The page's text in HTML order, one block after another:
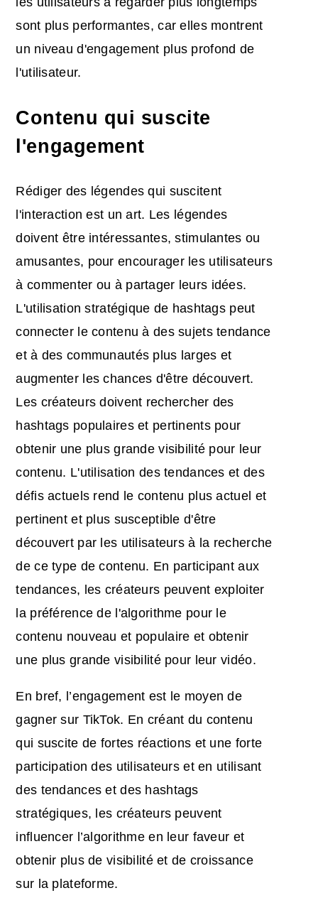
sont plus performantes, car elles montrent
un niveau d'engagement plus profond de
l'utilisateur.
Contenu qui suscite
l'engagement
Rédiger des légendes qui suscitent
l'interaction est un art. Les légendes
doivent être intéressantes, stimulantes ou
amusantes, pour encourager les utilisateurs
à commenter ou à partager leurs idées.
L'utilisation stratégique de hashtags peut
connecter le contenu à des sujets tendance
et à des communautés plus larges et
augmenter les chances d'être découvert.
Les créateurs doivent rechercher des
hashtags populaires et pertinents pour
obtenir une plus grande visibilité pour leur
contenu. L'utilisation des tendances et des
défis actuels rend le contenu plus actuel et
pertinent et plus susceptible d'être
découvert par les utilisateurs à la recherche
de ce type de contenu. En participant aux
tendances, les créateurs peuvent exploiter
la préférence de l'algorithme pour le
contenu nouveau et populaire et obtenir
une plus grande visibilité pour leur vidéo.
En bref, l’engagement est le moyen de
gagner sur TikTok. En créant du contenu
qui suscite de fortes réactions et une forte
participation des utilisateurs et en utilisant
des tendances et des hashtags
stratégiques, les créateurs peuvent
influencer l’algorithme en leur faveur et
obtenir plus de visibilité et de croissance
sur la plateforme.